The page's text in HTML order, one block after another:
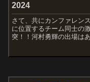
2024
さて、共にカンファレン
に位置するチーム同士の激
突！！河村勇輝の出場は